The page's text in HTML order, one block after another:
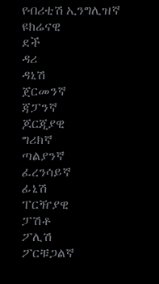
የብሪቲሽ ኢንግሊዝኛ
ዩክሬናዊ
ደች
ዳሪ
ዳኒሽ
ጀርመንኛ
ጃፓንኛ
ጆርጂያዊ
ግሪክኛ
ጣልያንኛ
ፈረንሳይኛ
ፊኒሽ
ፐርዥያዊ
ፓሽቶ
ፖሊሽ
ፖርቹጋልኛ